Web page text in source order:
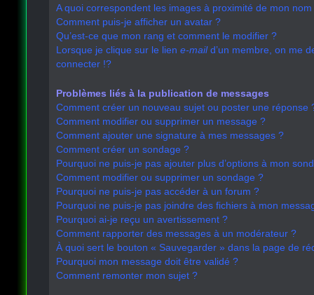
A quoi correspondent les images à proximité de mon nom
Comment puis-je afficher un avatar ?
Qu’est-ce que mon rang et comment le modifier ?
Lorsque je clique sur le lien e-maild’un membre, on me
connecter !?
Problèmes liés à la publication de messages
Comment créer un nouveau sujet ou poster une réponse
Comment modifier ou supprimer un message ?
Comment ajouter une signature à mes messages ?
Comment créer un sondage ?
Pourquoi ne puis-je pas ajouter plus d’options à mon
Comment modifier ou supprimer un sondage ?
Pourquoi ne puis-je pas accéder à un forum ?
Pourquoi ne puis-je pas joindre des fichiers à mon
Pourquoi ai-je reçu un avertissement ?
Comment rapporter des messages à un modérateur ?
À quoi sert le bouton « Sauvegarder » dans la page de
Pourquoi mon message doit être validé ?
Comment remonter mon sujet ?